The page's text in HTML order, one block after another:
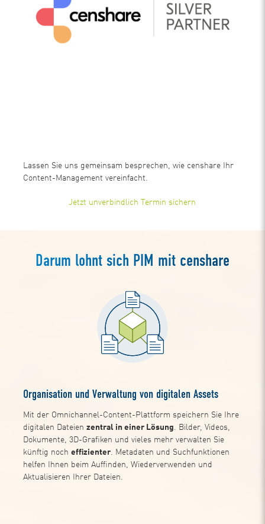
Lassen Sie uns gemeinsam besprechen, wie censhare Ihr
Content-Management vereinfacht.
Jetzt unverbindlich Termin sichern
Darum lohnt sich PIM mit censhare
Organisation und Verwaltung von digitalen Assets
Mit der Omnichannel-Content-Plattform speichern Sie Ihre
digitalen Dateienzentral in einer Lösung . Bilder, Videos,
Dokumente, 3D-Grafiken und vieles mehr verwalten Sie
künftig nocheffizienter . Metadaten und Suchfunktionen
helfen Ihnen beim Auffinden, Wiederverwenden und
Aktualisieren Ihrer Dateien.